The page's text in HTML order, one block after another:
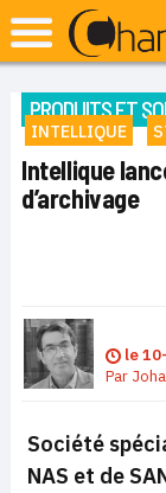
PRODUITS ET
INTELLIQUE
Intellique
d’archivage
le
Par
Société
NAS et de